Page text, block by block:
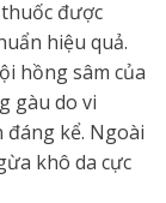
được
hiệu quả.
hồng sâm của
gàu do vi
đáng kể. Ngoài
khô da cực